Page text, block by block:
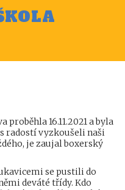
proběhla 16.11.2021 a byla
radostí vyzkoušeli naši
je zaujal boxerský
se pustili do
deváté třídy. Kdo